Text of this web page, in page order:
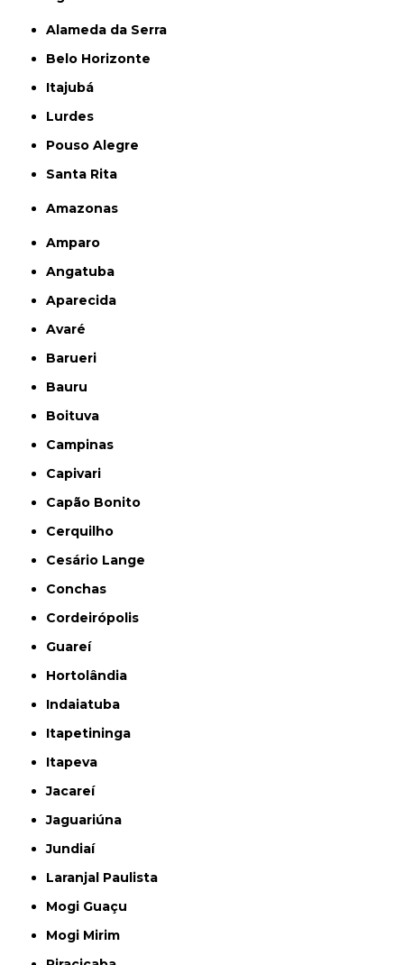
Alameda da Serra
Belo Horizonte
Itajubá
Lurdes
Pouso Alegre
Santa Rita
Amazonas
Amparo
Angatuba
Aparecida
Avaré
Barueri
Bauru
Boituva
Campinas
Capivari
Capão Bonito
Cerquilho
Cesário Lange
Conchas
Cordeirópolis
Guareí
Hortolândia
Indaiatuba
Itapetininga
Itapeva
Jacareí
Jaguariúna
Jundiaí
Laranjal Paulista
Mogi Guaçu
Mogi Mirim